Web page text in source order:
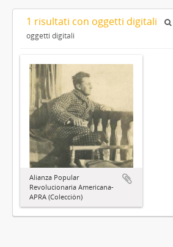
1 risultati con oggetti digitali
oggetti digitali
Alianza Popular
Revolucionaria Americana-
APRA (Colección)